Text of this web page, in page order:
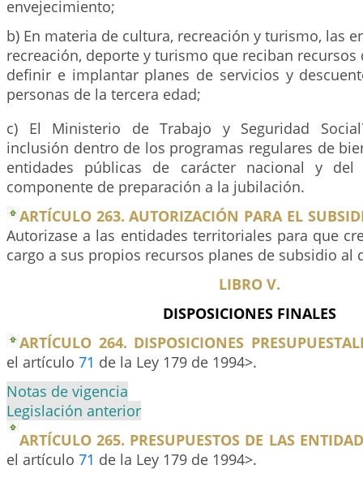
envejecimiento;
b) En materia de cultura, recreación y turismo, las
recreación, deporte y turismo que reciban recursos
definir e implantar planes de servicios y
personas de la tercera edad;
c) El Ministerio de Trabajo y Seguridad Social
inclusión dentro de los programas regulares de
entidades públicas de carácter nacional y
componente de preparación a la jubilación.
ARTÍCULO 263. AUTORIZACIÓN PARA EL
Autorizase a las entidades territoriales para que
cargo a sus propios recursos planes de subsidio al
LIBRO V.
DISPOSICIONES FINALES
ARTÍCULO 264. DISPOSICIONES
el artículo 71 de la Ley 179 de 1994>.
Notas de vigencia
Legislación anterior
ARTÍCULO 265. PRESUPUESTOS DE LAS
el artículo 71 de la Ley 179 de 1994>.